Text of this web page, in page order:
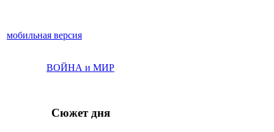
мобильная версия
ВОЙНА и МИР
Сюжет дня